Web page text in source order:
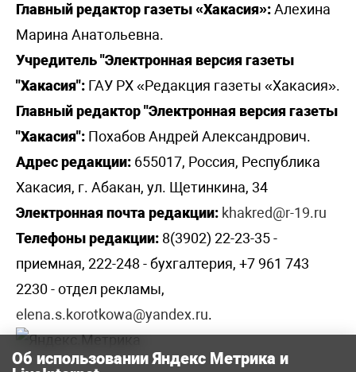
Главный редактор газеты «Хакасия»:Алехина
Марина Анатольевна.
Учредитель "Электронная версия газеты
"Хакасия": ГАУ РХ «Редакция газеты «Хакасия».
Главный редактор "Электронная версия газеты
"Хакасия": Похабов Андрей Александрович.
Адрес редакции: 655017, Россия, Республика
Хакасия, г. Абакан, ул. Щетинкина, 34
Электронная почта редакции: khakred@r-19.ru
Телефоны редакции: 8(3902) 22-23-35 -
приемная, 222-248 - бухгалтерия, +7 961 743
2230 - отдел рекламы,
elena.s.korotkowa@yandex.ru.
Об использовании Яндекс Метрика и